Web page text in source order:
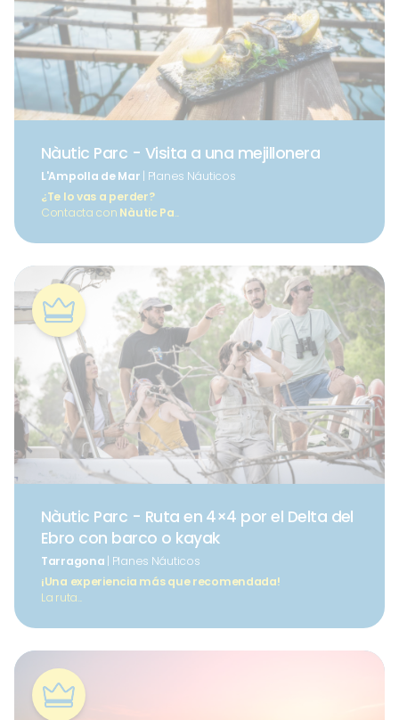
Nàutic Parc - Visita a una mejillonera
L'Ampolla de Mar | Planes Náuticos
¿Te lo vas a perder?
Contacta con Nàutic Pa...
Nàutic Parc - Ruta en 4×4 por el Delta del
Ebro con barco o kayak
Tarragona | Planes Náuticos
¡Una experiencia más que recomendada!
La ruta...